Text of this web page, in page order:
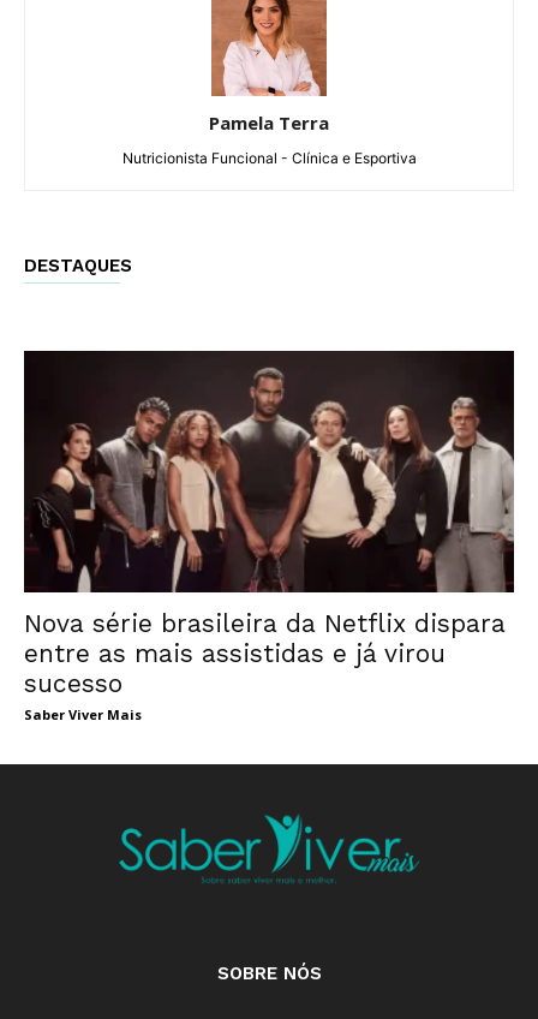
Pamela Terra
Nutricionista Funcional - Clínica e Esportiva
DESTAQUES
Nova série brasileira da Netflix dispara
entre as mais assistidas e já virou
sucesso
Saber Viver Mais
SOBRE NÓS